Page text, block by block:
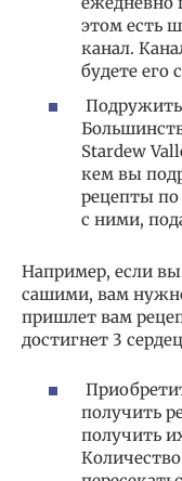
этом есть
канал.
будете его
Stardew
кем вы
рецепты
с ними,
Например, если
сашими, вам
пришлет вам
достигнет 3
получить
получить